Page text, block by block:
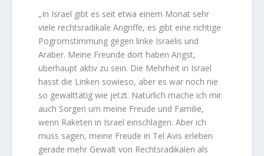
„In Israel gibt es seit etwa einem Monat sehr
viele rechtsradikale Angriffe, es gibt eine richtige
Pogromstimmung gegen linke Israelis und
Araber. Meine Freunde dort haben Angst,
überhaupt aktiv zu sein. Die Mehrheit in Israel
hasst die Linken sowieso, aber es war noch nie
so gewalttätig wie jetzt. Natürlich mache ich mir
auch Sorgen um meine Freude und Familie,
wenn Raketen in Israel einschlagen. Aber ich
muss sagen, meine Freude in Tel Avis erleben
gerade mehr Gewalt von Rechtsradikalen als